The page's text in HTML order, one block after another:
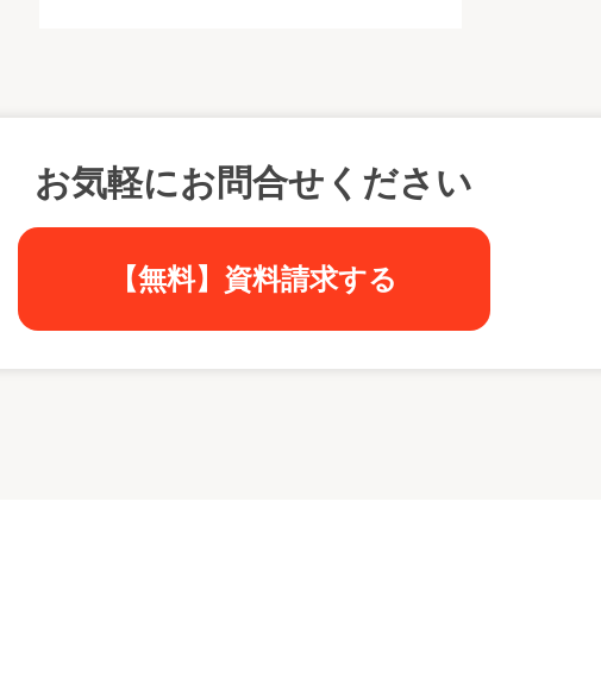
お気軽にお問合せください
【無料】資料請求する